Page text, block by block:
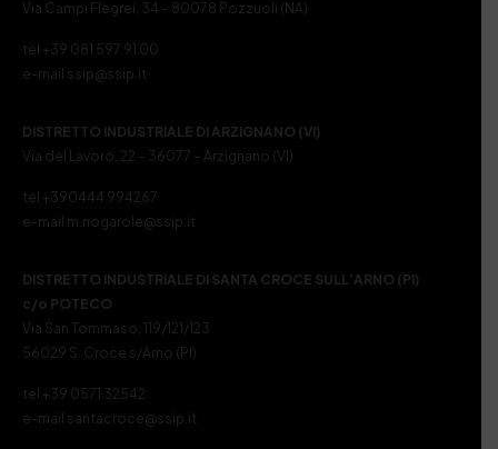
Via Campi Flegrei, 34 – 80078 Pozzuoli (NA)
tel +39 081 597 91 00
e-mail ssip@ssip.it
DISTRETTO INDUSTRIALE DI ARZIGNANO (VI)
Via del Lavoro, 22 – 36077 – Arzignano (VI)
tel +390444 994267
e-mail m.nogarole@ssip.it
DISTRETTO INDUSTRIALE DI SANTA CROCE SULL’ARNO (PI)
c/o POTECO
Via San Tommaso, 119/121/123
56029 S. Croce s/Arno (PI)
tel +39 0571 32542
e-mail santacroce@ssip.it